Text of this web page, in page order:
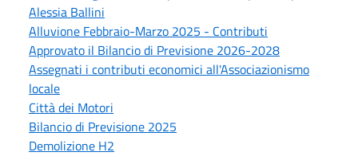
Alessia Ballini
Alluvione Febbraio-Marzo 2025 - Contributi
Approvato il Bilancio di Previsione 2026-2028
Assegnati i contributi economici all'Associazionismo
locale
Città dei Motori
Bilancio di Previsione 2025
Demolizione H2